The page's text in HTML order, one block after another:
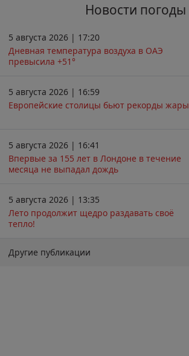
Новости погоды
5 августа 2026 | 17:20
Дневная температура воздуха в ОАЭ
превысила +51°
5 августа 2026 | 16:59
Европейские столицы бьют рекорды жары
5 августа 2026 | 16:41
Впервые за 155 лет в Лондоне в течение
месяца не выпадал дождь
5 августа 2026 | 13:35
Лето продолжит щедро раздавать своё
тепло!
Другие публикации